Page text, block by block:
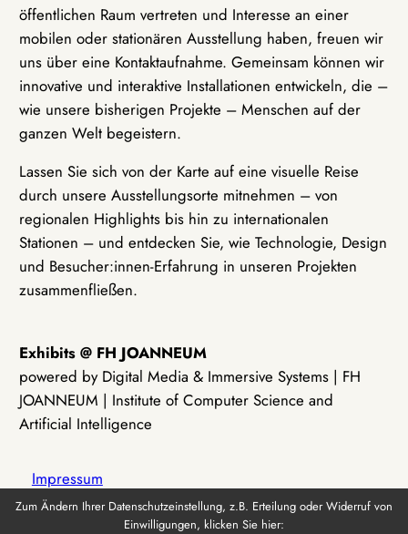
öffentlichen Raum vertreten und Interesse an einer
mobilen oder stationären Ausstellung haben, freuen wir
uns über eine Kontaktaufnahme. Gemeinsam können wir
innovative und interaktive Installationen entwickeln, die –
wie unsere bisherigen Projekte – Menschen auf der
ganzen Welt begeistern.
Lassen Sie sich von der Karte auf eine visuelle Reise
durch unsere Ausstellungsorte mitnehmen – von
regionalen Highlights bis hin zu internationalen
Stationen – und entdecken Sie, wie Technologie, Design
und Besucher:innen-Erfahrung in unseren Projekten
zusammenfließen.
Exhibits @ FH JOANNEUM
powered by Digital Media & Immersive Systems | FH
JOANNEUM | Institute of Computer Science and
Artificial Intelligence
Impressum
Zum Ändern Ihrer Datenschutzeinstellung, z.B. Erteilung oder Widerruf von
Einwilligungen, klicken Sie hier: